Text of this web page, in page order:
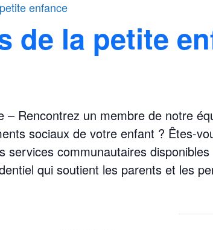
enfance
de la petite
– Rencontrez un membre de notre
sociaux de votre enfant ? Êtes-
services communautaires
qui soutient les parents et les